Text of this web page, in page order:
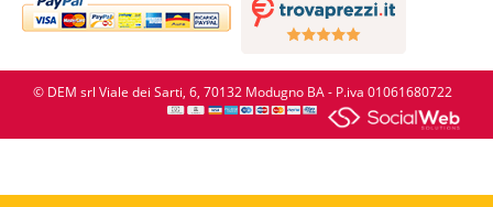
© DEM srl Viale dei Sarti, 6, 70132 Modugno BA - P.iva 01061680722